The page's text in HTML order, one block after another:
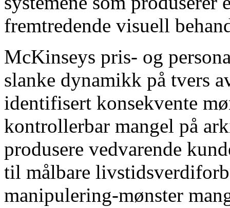
fremtredende visuell
McKinseys pris- og
slanke dynamikk på tvers
identifisert konsekvente
kontrollerbar mangel på
produsere vedvarende
til målbare
manipulering-mønster